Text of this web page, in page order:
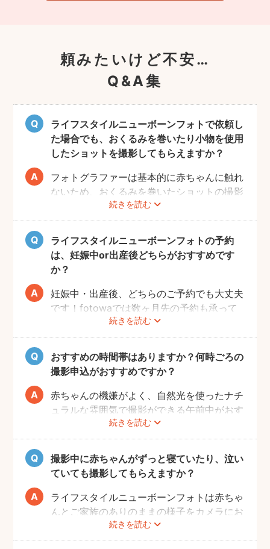
頼みたいけど不安…
Q&A集
ライフスタイルニューボーンフォトで依頼し
た場合でも、おくるみを巻いたり小物を使用
したショットを撮影してもらえますか？
続きを読む
フォトグラファーは基本的に赤ちゃんに触れ
ないため、おくるみを巻いたショットの撮影
は実施いたしません。また、小物について
も、基本的にフォトグラファーからのご用意
はございません。おくるみや小物を使用する
撮影をご希望の場合は、ニューボーンフォト
ジャンルのご予約をお願いします。
ライフスタイルニューボーンフォトの予約
は、妊娠中or出産後どちらがおすすめです
か？
続きを読む
妊娠中・出産後、どちらのご予約でも大丈夫
です！fotowaでは数ヶ月先の予約も承って
いるので、妊娠中にフォトグラファーを決め
て、撮影のご予約をするのがおすすめです。
（産後は赤ちゃんのお世話や、ご自身の体調
により、検討する時間を確保することが難し
い場合が多いです。）
おすすめの時間帯はありますか？何時ごろの
撮影申込がおすすめですか？
続きを読む
赤ちゃんの機嫌がよく、自然光を使ったナチ
ュラルな雰囲気で撮影ができる午前中がおす
赤ちゃんもお母さんも、おうちに戻ってから
の生活リズムがまだ整わないうえ、授乳・お
むつ替え・ねんねのタイミングは赤ちゃんに
よってそれぞれです。 日時を決めるのが難
しい場合、フォトグラファーへ予約時間をご
相談ください。
撮影中に赤ちゃんがずっと寝ていたり、泣い
ていても撮影してもらえますか？
続きを読む
ライフスタイルニューボーンフォトは赤ちゃ
んとご家族のありのままの様子をカメラにお
さめます。そのため、寝ていたり、泣いてい
てもそのまま撮影をしていきます。生まれた